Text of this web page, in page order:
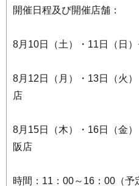
開催日程及び開催店舗：
8月10日（土）・11日（日
8月12日（月）・13日（火
店
8月15日（木）・16日（金
阪店
時間：11：00～16：00（予